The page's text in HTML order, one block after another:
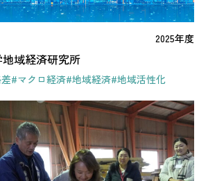
2025年度
域経済研究所
#マクロ経済#地域経済#地域活性化